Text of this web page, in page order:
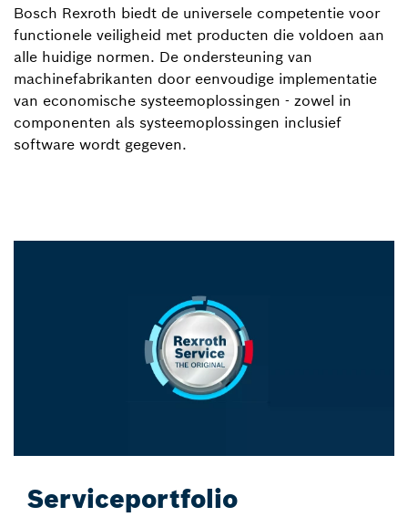
Bosch Rexroth biedt de universele competentie voor
functionele veiligheid met producten die voldoen aan
alle huidige normen. De ondersteuning van
machinefabrikanten door eenvoudige implementatie
van economische systeemoplossingen - zowel in
componenten als systeemoplossingen inclusief
software wordt gegeven.
Serviceportfolio